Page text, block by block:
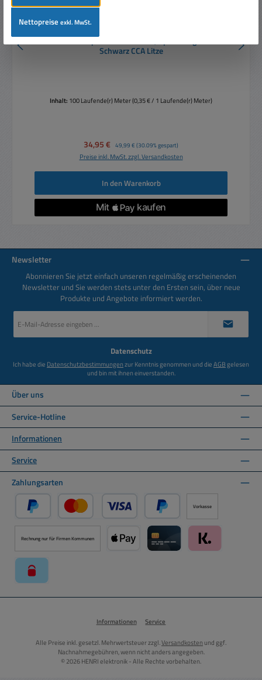
100m Lautsprecherkabel 2x 1,5qmm Ring Rot-
Schwarz CCA Litze
Inhalt: 100 Laufende(r) Meter(0,35 € / 1 Laufende(r) Meter)
Verkaufspreis:
34,95 € Regulärer Preis:
49,99 € (30.09% gespart)
Preise inkl. MwSt. zzgl. Versandkosten
In den Warenkorb
Newsletter
Abonnieren Sie jetzt einfach unseren regelmäßig erscheinenden
Newsletter und Sie werden stets unter den Ersten sein, über neue
Produkte und Angebote informiert werden.
Mail-
Datenschutz
Ich habe die Datenschutzbestimmungenzur Kenntnis genommen und dieAGBgelesen
und bin mit ihnen einverstanden.
Über uns
Service-Hotline
Informationen
Service
Zahlungsarten
PayPal Kredit- oder Debitkarte über PayPal
Später Bezahlen über PayPal
Vorkasse
Rechnung nur für Firmen Kommunen
Informationen Service
Alle Preise inkl. gesetzl. Mehrwertsteuer zzgl.Versandkosten und ggf.
Nachnahmegebühren, wenn nicht anders angegeben.
© 2026 HENRI elektronik - Alle Rechte vorbehalten.
Nettopreiseexkl. MwSt.